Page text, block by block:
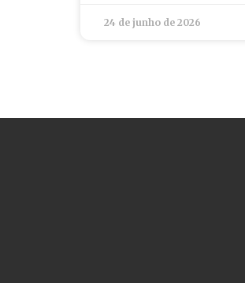
24 de junho de 2026